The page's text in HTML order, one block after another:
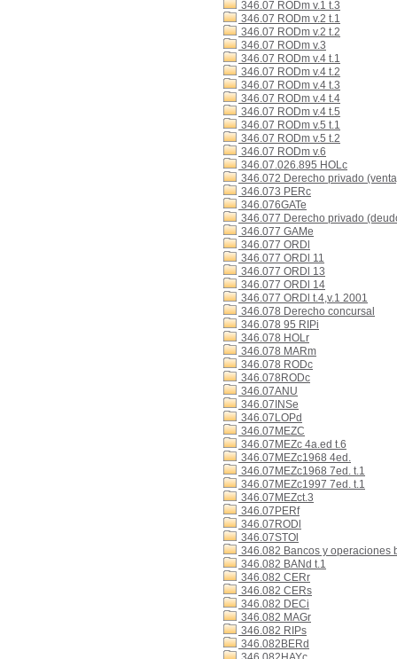
346.07 RODm v.1 t.3
346.07 RODm v.2 t.1
346.07 RODm v.2 t.2
346.07 RODm v.3
346.07 RODm v.4 t.1
346.07 RODm v.4 t.2
346.07 RODm v.4 t.3
346.07 RODm v.4 t.4
346.07 RODm v.4 t.5
346.07 RODm v.5 t.1
346.07 RODm v.5 t.2
346.07 RODm v.6
346.07.026.895 HOLc
346.072 Derecho privado
346.073 PERc
346.076GATe
346.077 Derecho privado
346.077 GAMe
346.077 ORDl
346.077 ORDl 11
346.077 ORDl 13
346.077 ORDl 14
346.077 ORDl t.4,v.1 2001
346.078 Derecho concursal
346.078 95 RIPi
346.078 HOLr
346.078 MARm
346.078 RODc
346.078RODc
346.07ANU
346.07INSe
346.07LOPd
346.07MEZC
346.07MEZc 4a.ed t.6
346.07MEZc1968 4ed.
346.07MEZc1968 7ed. t.1
346.07MEZc1997 7ed. t.1
346.07MEZct.3
346.07PERf
346.07RODl
346.07STOl
346.082 Bancos y operaciones
346.082 BANd t.1
346.082 CERr
346.082 CERs
346.082 DECi
346.082 MAGr
346.082 RIPs
346.082BERd